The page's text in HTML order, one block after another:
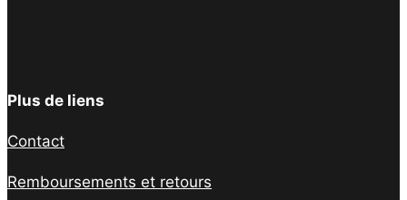
Plus de liens
Contact
Remboursements et retours